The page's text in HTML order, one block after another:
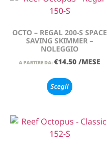
OCTO – REGAL 200-S SPACE
SAVING SKIMMER –
NOLEGGIO
A PARTIRE DA: €14.50 /MESE
Scegli